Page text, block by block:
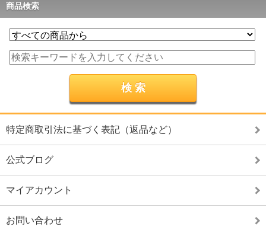
商品検索
特定商取引法に基づく表記（返品など）
公式ブログ
マイアカウント
お問い合わせ